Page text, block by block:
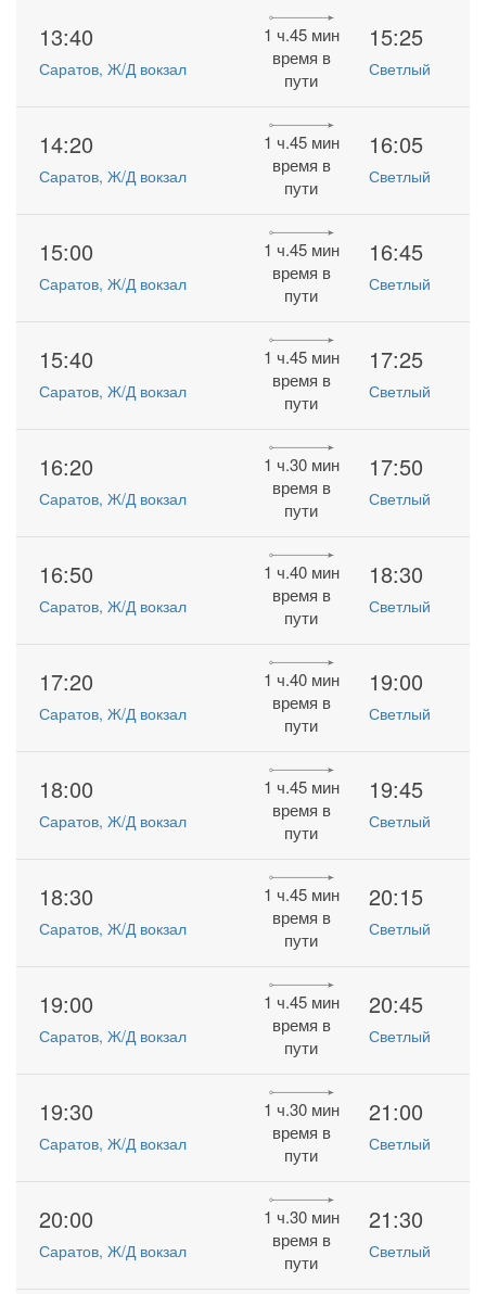
13:40
Саратов, Ж/Д вокзал
1 ч.45 мин
время в
пути
15:25
Светлый
14:20
Саратов, Ж/Д вокзал
1 ч.45 мин
время в
пути
16:05
Светлый
15:00
Саратов, Ж/Д вокзал
1 ч.45 мин
время в
пути
16:45
Светлый
15:40
Саратов, Ж/Д вокзал
1 ч.45 мин
время в
пути
17:25
Светлый
16:20
Саратов, Ж/Д вокзал
1 ч.30 мин
время в
пути
17:50
Светлый
16:50
Саратов, Ж/Д вокзал
1 ч.40 мин
время в
пути
18:30
Светлый
17:20
Саратов, Ж/Д вокзал
1 ч.40 мин
время в
пути
19:00
Светлый
18:00
Саратов, Ж/Д вокзал
1 ч.45 мин
время в
пути
19:45
Светлый
18:30
Саратов, Ж/Д вокзал
1 ч.45 мин
время в
пути
20:15
Светлый
19:00
Саратов, Ж/Д вокзал
1 ч.45 мин
время в
пути
20:45
Светлый
19:30
Саратов, Ж/Д вокзал
1 ч.30 мин
время в
пути
21:00
Светлый
20:00
Саратов, Ж/Д вокзал
1 ч.30 мин
время в
пути
21:30
Светлый